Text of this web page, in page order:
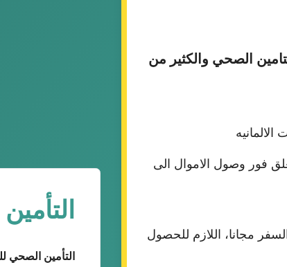
الصحي والكثير من
فور وصول الاموال الى
السفر مجانا، اللازم للحصول
التأمين الصحي